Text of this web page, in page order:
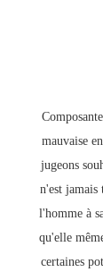
mauvaise
jugeons
n'est jamais
l'homme à
qu'elle
certaines